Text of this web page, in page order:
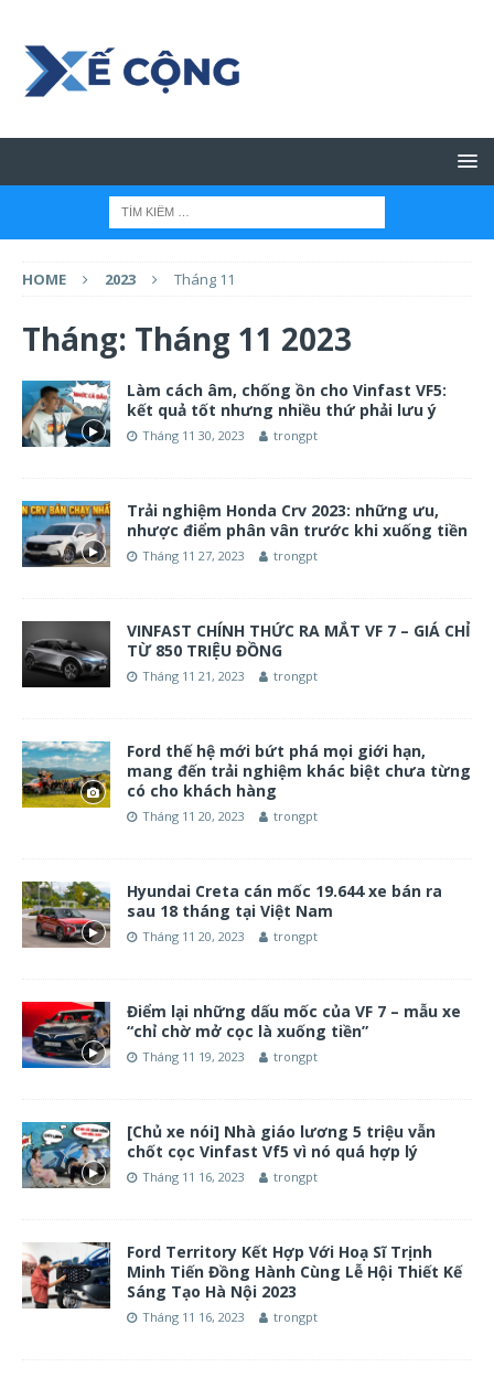
HOME 2023 Tháng 11
Tháng: Tháng 11 2023
Làm cách âm, chống ồn cho Vinfast VF5:
kết quả tốt nhưng nhiều thứ phải lưu ý
Tháng 11 30, 2023 trongpt
Trải nghiệm Honda Crv 2023: những ưu,
nhược điểm phân vân trước khi xuống tiền
Tháng 11 27, 2023 trongpt
VINFAST CHÍNH THỨC RA MẮT VF 7 – GIÁ CHỈ
TỪ 850 TRIỆU ĐỒNG
Tháng 11 21, 2023 trongpt
Ford thế hệ mới bứt phá mọi giới hạn,
mang đến trải nghiệm khác biệt chưa từng
có cho khách hàng
Tháng 11 20, 2023 trongpt
Hyundai Creta cán mốc 19.644 xe bán ra
sau 18 tháng tại Việt Nam
Tháng 11 20, 2023 trongpt
Điểm lại những dấu mốc của VF 7 – mẫu xe
“chỉ chờ mở cọc là xuống tiền”
Tháng 11 19, 2023 trongpt
[Chủ xe nói] Nhà giáo lương 5 triệu vẫn
chốt cọc Vinfast Vf5 vì nó quá hợp lý
Tháng 11 16, 2023 trongpt
Ford Territory Kết Hợp Với Hoạ Sĩ Trịnh
Minh Tiến Đồng Hành Cùng Lễ Hội Thiết Kế
Sáng Tạo Hà Nội 2023
Tháng 11 16, 2023 trongpt